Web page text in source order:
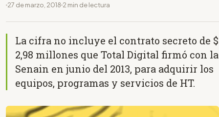
27 de marzo, 2018 2 min de lectura
La cifra no incluye el contrato secreto de $
2,98 millones que Total Digital firmó con la
Senain en junio del 2013, para adquirir los
equipos, programas y servicios de HT.